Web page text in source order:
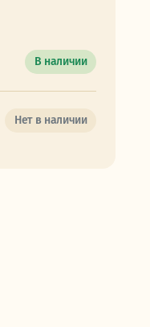
В наличии
Нет в наличии